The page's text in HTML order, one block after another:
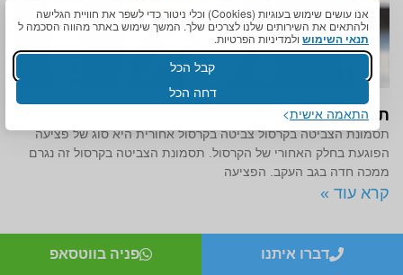
אנו עושים שימוש בעוגיות (Cookies) וכלי ניטור כדי לשפר את חוויית הגלישה
ולהתאים את השירותים שלנו לצרכים שלך. המשך שימוש באתר מהווה הסכמה ל
תנאי השימוש ולמדיניות הפרטיות.
קבל הכל
דחה הכל
התאמה אישית
תסמונת הצביטה בקרסול
תסמונת הצביטה בקרסול צביטה בקרסול אחורית היא סוג של פציעה
הפוגעת בחלק האחורי של הקרסול. תסמונת הצביטה בקרסול זה נגרם
ממכה חדה בגב העקב. הפציעה
קרא עוד »
דברו איתנו פניה בווטסאפ